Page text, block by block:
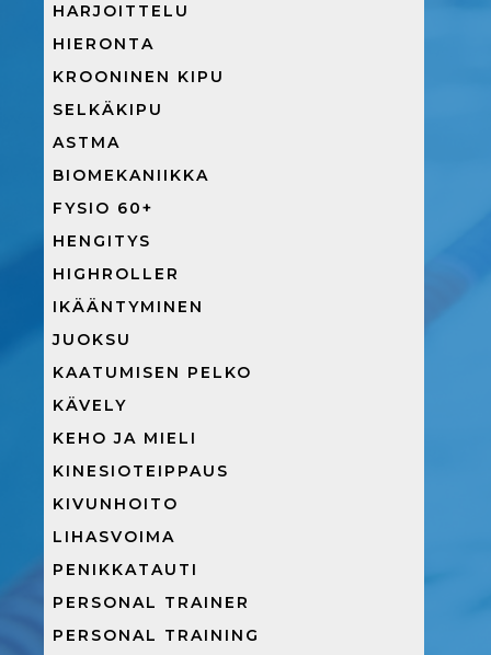
HARJOITTELU
HIERONTA
KROONINEN KIPU
SELKÄKIPU
ASTMA
BIOMEKANIIKKA
FYSIO 60+
HENGITYS
HIGHROLLER
IKÄÄNTYMINEN
JUOKSU
KAATUMISEN PELKO
KÄVELY
KEHO JA MIELI
KINESIOTEIPPAUS
KIVUNHOITO
LIHASVOIMA
PENIKKATAUTI
PERSONAL TRAINER
PERSONAL TRAINING